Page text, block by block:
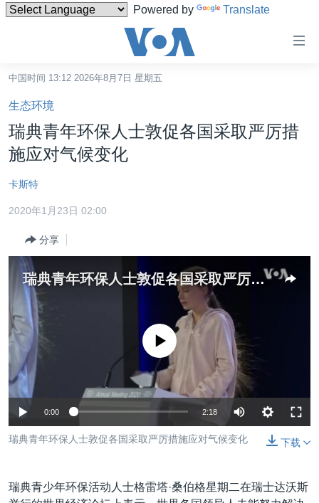
Powered by Translate
碍
链
接
跳
转
容
到
跳
到
检
索
中国
最新国际新闻
印太
中东
欧洲
非洲
美洲
全球议题
分类新闻
经济·金融·贸易
人权·法律·宗教
科教·文娱·体健
军事
劳工
环境
美中关系
热点专题
白宫要闻
国会报道
美中关系
美国建国250周年
埃博拉疫情
VOA视频
VOA今日焦点
中文广播
关注我们
中国时间 13:12 2026年8月7日 星期五
生态环境
瑞典青年环保人士敦促各国采取严厉措
施应对气候变化
卡斯特
2020年1月23日 02:00
分享
瑞典青年环保人士敦促各国采取严厉措施应对气候变化
没有媒体可用资源
0:00 2:18
下载
瑞典青年环保人士敦促各国采取严厉措施应对气候变化
瑞典青少年环保活动人士格雷塔·桑伯格星期二在瑞士达沃斯